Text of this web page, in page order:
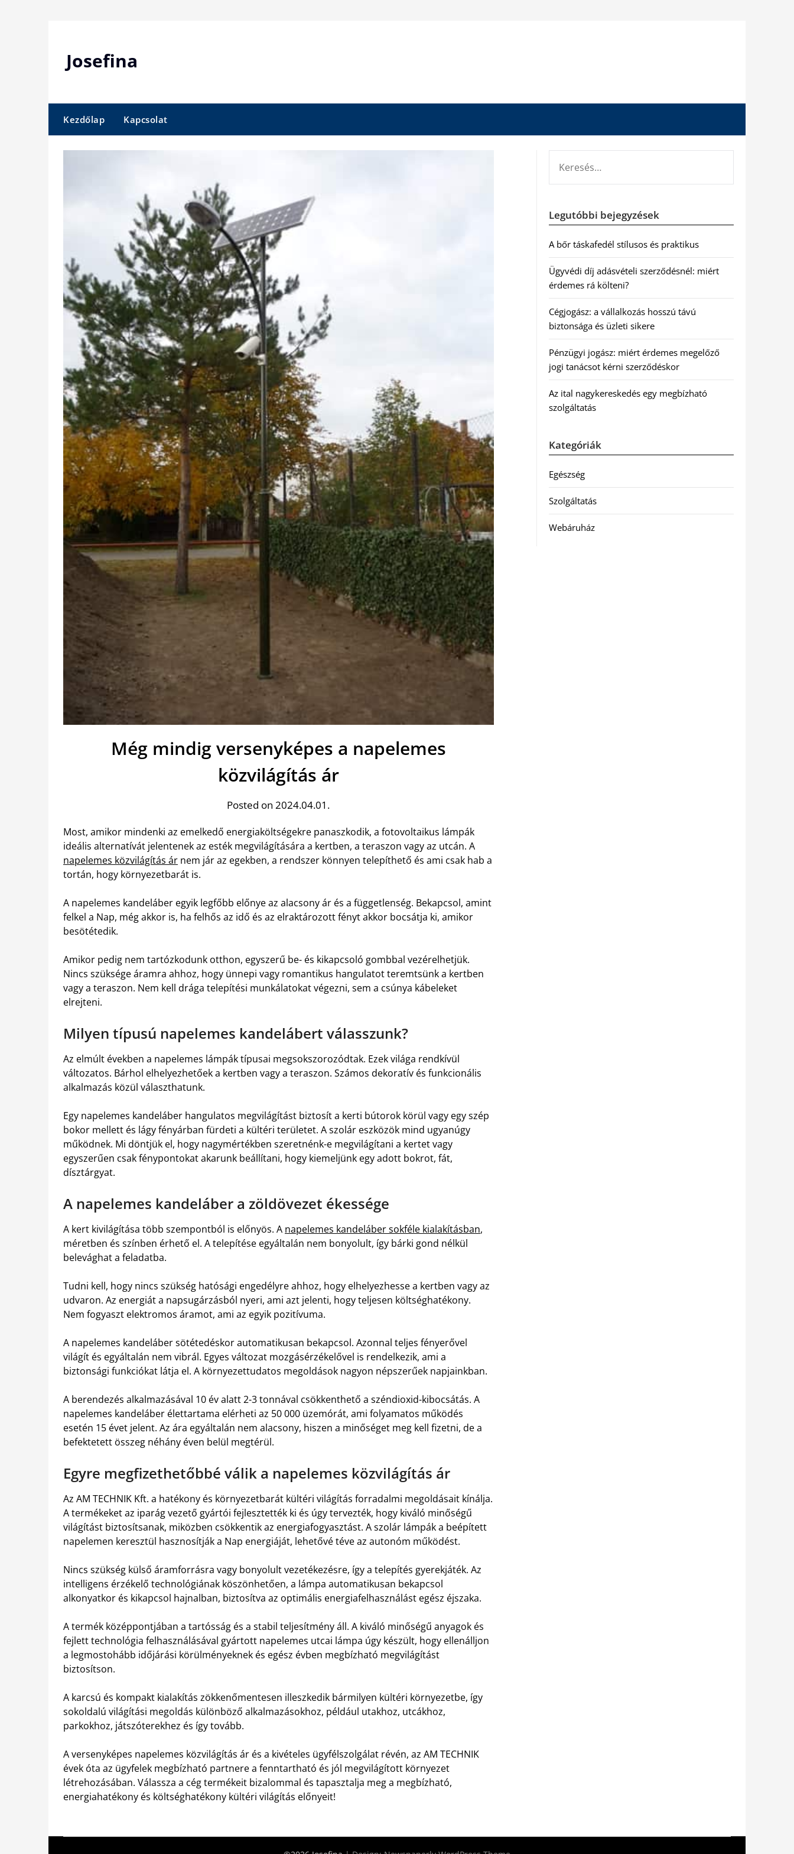
Josefina
Kezdőlap Kapcsolat
Még mindig versenyképes a napelemes
közvilágítás ár
Posted on 2024.04.01.
Most, amikor mindenki az emelkedő energiaköltségekre panaszkodik, a fotovoltaikus lámpák
ideális alternatívát jelentenek az esték megvilágítására a kertben, a teraszon vagy az utcán. A
napelemes közvilágítás ár nem jár az egekben, a rendszer könnyen telepíthető és ami csak hab a
tortán, hogy környezetbarát is.
A napelemes kandeláber egyik legfőbb előnye az alacsony ár és a függetlenség. Bekapcsol, amint
felkel a Nap, még akkor is, ha felhős az idő és az elraktározott fényt akkor bocsátja ki, amikor
besötétedik.
Amikor pedig nem tartózkodunk otthon, egyszerű be- és kikapcsoló gombbal vezérelhetjük.
Nincs szüksége áramra ahhoz, hogy ünnepi vagy romantikus hangulatot teremtsünk a kertben
vagy a teraszon. Nem kell drága telepítési munkálatokat végezni, sem a csúnya kábeleket
elrejteni.
Milyen típusú napelemes kandelábert válasszunk?
Az elmúlt években a napelemes lámpák típusai megsokszorozódtak. Ezek világa rendkívül
változatos. Bárhol elhelyezhetőek a kertben vagy a teraszon. Számos dekoratív és funkcionális
alkalmazás közül választhatunk.
Egy napelemes kandeláber hangulatos megvilágítást biztosít a kerti bútorok körül vagy egy szép
bokor mellett és lágy fényárban fürdeti a kültéri területet. A szolár eszközök mind ugyanúgy
működnek. Mi döntjük el, hogy nagymértékben szeretnénk-e megvilágítani a kertet vagy
egyszerűen csak fénypontokat akarunk beállítani, hogy kiemeljünk egy adott bokrot, fát,
dísztárgyat.
A napelemes kandeláber a zöldövezet ékessége
A kert kivilágítása több szempontból is előnyös. A napelemes kandeláber sokféle kialakításban,
méretben és színben érhető el. A telepítése egyáltalán nem bonyolult, így bárki gond nélkül
belevághat a feladatba.
Tudni kell, hogy nincs szükség hatósági engedélyre ahhoz, hogy elhelyezhesse a kertben vagy az
udvaron. Az energiát a napsugárzásból nyeri, ami azt jelenti, hogy teljesen költséghatékony.
Nem fogyaszt elektromos áramot, ami az egyik pozitívuma.
A napelemes kandeláber sötétedéskor automatikusan bekapcsol. Azonnal teljes fényerővel
világít és egyáltalán nem vibrál. Egyes változat mozgásérzékelővel is rendelkezik, ami a
biztonsági funkciókat látja el. A környezettudatos megoldások nagyon népszerűek napjainkban.
A berendezés alkalmazásával 10 év alatt 2-3 tonnával csökkenthető a széndioxid-kibocsátás. A
napelemes kandeláber élettartama elérheti az 50 000 üzemórát, ami folyamatos működés
esetén 15 évet jelent. Az ára egyáltalán nem alacsony, hiszen a minőséget meg kell fizetni, de a
befektetett összeg néhány éven belül megtérül.
Egyre megfizethetőbbé válik a napelemes közvilágítás ár
Az AM TECHNIK Kft. a hatékony és környezetbarát kültéri világítás forradalmi megoldásait kínálja.
A termékeket az iparág vezető gyártói fejlesztették ki és úgy tervezték, hogy kiváló minőségű
világítást biztosítsanak, miközben csökkentik az energiafogyasztást. A szolár lámpák a beépített
napelemen keresztül hasznosítják a Nap energiáját, lehetővé téve az autonóm működést.
Nincs szükség külső áramforrásra vagy bonyolult vezetékezésre, így a telepítés gyerekjáték. Az
intelligens érzékelő technológiának köszönhetően, a lámpa automatikusan bekapcsol
alkonyatkor és kikapcsol hajnalban, biztosítva az optimális energiafelhasználást egész éjszaka.
A termék középpontjában a tartósság és a stabil teljesítmény áll. A kiváló minőségű anyagok és
fejlett technológia felhasználásával gyártott napelemes utcai lámpa úgy készült, hogy ellenálljon
a legmostohább időjárási körülményeknek és egész évben megbízható megvilágítást
biztosítson.
A karcsú és kompakt kialakítás zökkenőmentesen illeszkedik bármilyen kültéri környezetbe, így
sokoldalú világítási megoldás különböző alkalmazásokhoz, például utakhoz, utcákhoz,
parkokhoz, játszóterekhez és így tovább.
A versenyképes napelemes közvilágítás ár és a kivételes ügyfélszolgálat révén, az AM TECHNIK
évek óta az ügyfelek megbízható partnere a fenntartható és jól megvilágított környezet
létrehozásában. Válassza a cég termékeit bizalommal és tapasztalja meg a megbízható,
energiahatékony és költséghatékony kültéri világítás előnyeit!
Legutóbbi bejegyzések
A bőr táskafedél stílusos és praktikus
Ügyvédi díj adásvételi szerződésnél: miért
érdemes rá költeni?
Cégjogász: a vállalkozás hosszú távú
biztonsága és üzleti sikere
Pénzügyi jogász: miért érdemes megelőző
jogi tanácsot kérni szerződéskor
Az ital nagykereskedés egy megbízható
szolgáltatás
Kategóriák
Egészség
Szolgáltatás
Webáruház